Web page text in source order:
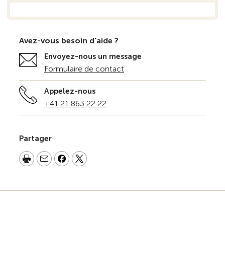
Avez-vous besoin d'aide ?
Envoyez-nous un message
Formulaire de contact
Appelez-nous
+41 21 863 22 22
Partager